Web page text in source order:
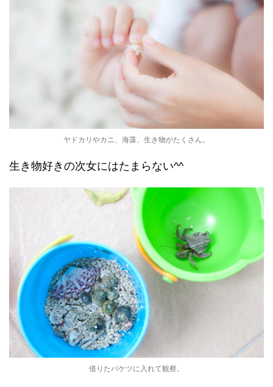
ヤドカリやカニ、海藻、生き物がたくさん。
生き物好きの次女にはたまらない^^
借りたバケツに入れて観察。